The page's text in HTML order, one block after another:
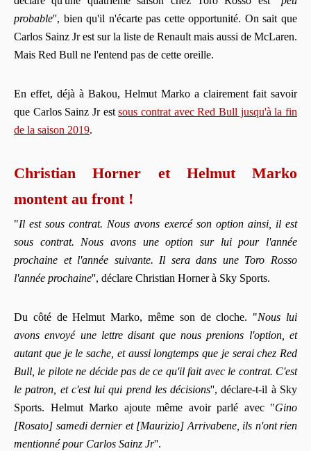
probable'', bien qu'il n'écarte pas cette opportunité. On sait que
Carlos Sainz Jr est sur la liste de Renault mais aussi de McLaren.
Mais Red Bull ne l'entend pas de cette oreille.
En effet, déjà à Bakou, Helmut Marko a clairement fait savoir
que Carlos Sainz Jr estsous contrat avec Red Bull jusqu'à la fin
de la saison 2019.
Christian Horner et Helmut Marko
montent au front !
"Il est sous contrat.Nous avons exercé son option ainsi, il est
sous contrat. Nous avons une option sur lui pour l'année
prochaine et l'année suivante. Il sera dans une Toro Rosso
l'année prochaine'', déclare Christian Horner à Sky Sports.
Du côté de Helmut Marko, même son de cloche. "Nous lui
avons envoyé une lettre disant que nous prenions l'option, et
autant que je le sache, et aussi longtemps que je serai chez Red
Bull, le pilote ne décide pas de ce qu'il fait avec le contrat. C'est
le patron, et c'est lui qui prend les décisions'', déclare-t-il à Sky
Sports. Helmut Marko ajoute même avoir parlé avec "Gino
[Rosato] samedi dernier et [Maurizio] Arrivabene, ils n'ont rien
mentionné pour Carlos Sainz Jr''.